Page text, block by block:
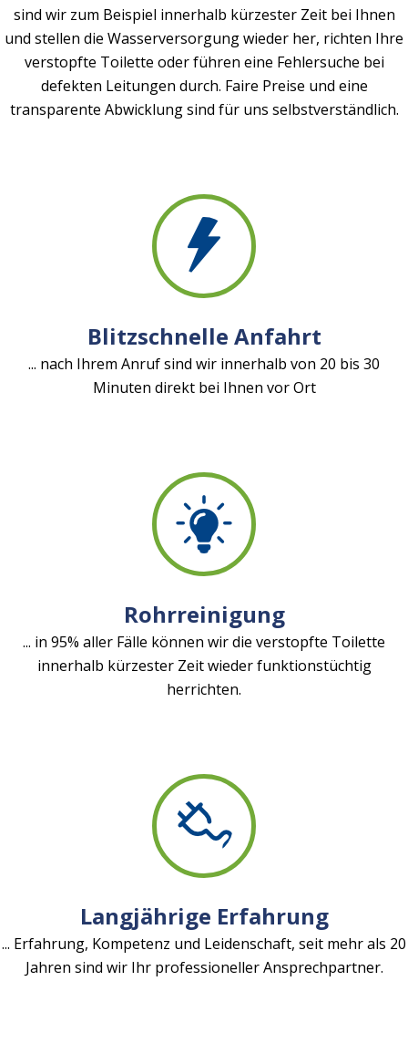
sind wir zum Beispiel innerhalb kürzester Zeit bei Ihnen
und stellen die Wasserversorgung wieder her, richten Ihre
verstopfte Toilette oder führen eine Fehlersuche bei
defekten Leitungen durch. Faire Preise und eine
transparente Abwicklung sind für uns selbstverständlich.
Blitzschnelle Anfahrt
... nach Ihrem Anruf sind wir innerhalb von 20 bis 30
Minuten direkt bei Ihnen vor Ort
Rohrreinigung
... in 95% aller Fälle können wir die verstopfte Toilette
innerhalb kürzester Zeit wieder funktionstüchtig
herrichten.
Langjährige Erfahrung
... Erfahrung, Kompetenz und Leidenschaft, seit mehr als 20
Jahren sind wir Ihr professioneller Ansprechpartner.